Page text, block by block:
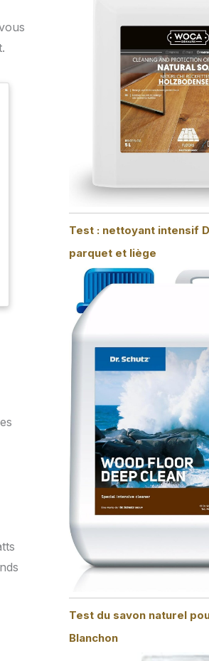
Test : nettoyant intensif
parquet et liège
Test du savon naturel
Blanchon